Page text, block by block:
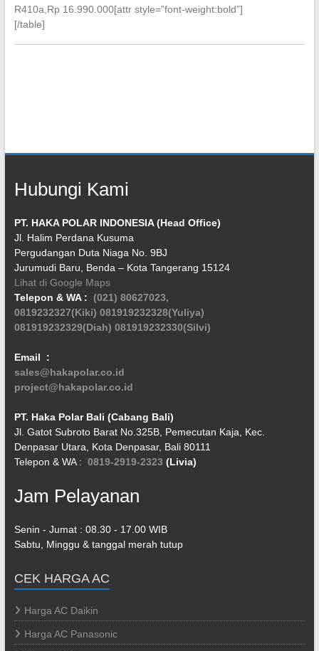
R410a,Rp 16.990.000[attr style=”font-weight:bold”]
[/table]
Hubungi Kami
PT. HAKA POLAR INDONESIA (Head Office)
Jl. Halim Perdana Kusuma
Pergudangan Duta Niaga No. 9BJ
Jurumudi Baru, Benda – Kota Tangerang 15124
Lihat di Google Maps
Telepon & WA : (021) 80627023,
0819232327(Kiki) 081919232328(Yuliya)
081919232329(Diah) 081919232330(Silvi)
Email :
sales@hakapolar.co.id
project@hakapolar.co.id
PT. Haka Polar Bali (Cabang Bali)
Jl. Gatot Subroto Barat No.325B, Pemecutan Kaja, Kec.
Denpasar Utara, Kota Denpasar, Bali 80111
Telepon & WA : 0819-2919-2323 (Livia)
Jam Pelayanan
Senin - Jumat : 08.30 - 17.00 WIB
Sabtu, Minggu & tanggal merah tutup
CEK HARGA AC
Harga AC Daikin
Harga AC Panasonic